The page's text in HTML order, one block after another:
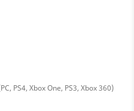
PS4, Xbox One, PS3, Xbox 360)